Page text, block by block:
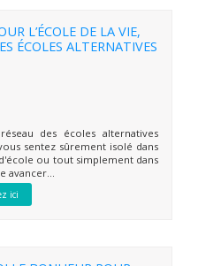
L’ÉCOLE DE LA VIE,
ÉCOLES ALTERNATIVES
des écoles alternatives
sentez sûrement isolé dans
ou tout simplement dans
avancer...
ici